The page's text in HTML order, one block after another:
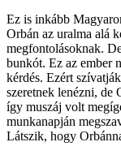
Ez is inkább
Orbán az uralma alá
megfontolásoknak.
bunkót. Ez az ember
kérdés. Ezért
szeretnek lenézni, de
így muszáj volt
munkanapján
Látszik, hogy